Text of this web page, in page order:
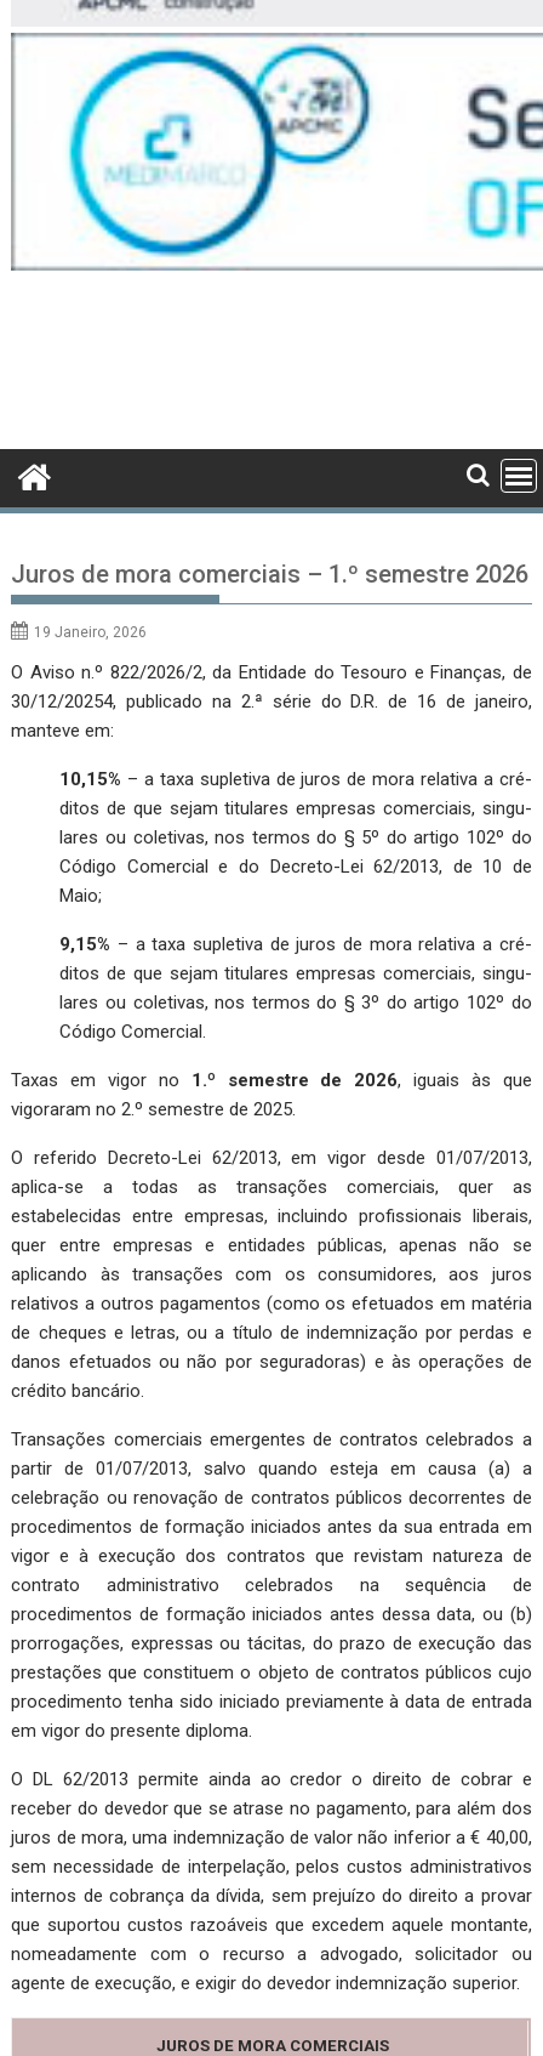
Juros de mora comerciais – 1.º semestre 2026
19 Janeiro, 2026
O Aviso n.º 822/2026/2, da Entidade do Tesouro e Finanças, de
30/12/20254, publicado na 2.ª série do D.R. de 16 de janeiro,
manteve em:
10,15% – a taxa supletiva de juros de mora relativa a cré­
ditos de que sejam titulares empresas comerciais, singu­
lares ou coletivas, nos termos do § 5º do artigo 102º do
Código Comercial e do Decreto-Lei 62/2013, de 10 de
Maio;
9,15% – a taxa supletiva de juros de mora relativa a cré­
ditos de que sejam titulares empresas comerciais, singu­
lares ou coletivas, nos termos do § 3º do artigo 102º do
Código Comercial.
Taxas em vigor no 1.º semestre de 2026, iguais às que
vigoraram no 2.º semestre de 2025.
O referido Decreto-Lei 62/2013, em vigor desde 01/07/2013,
aplica-se a todas as transações comerciais, quer as
estabelecidas entre empresas, incluindo profissio­nais liberais,
quer entre empresas e entidades públicas, apenas não se
aplicando às transações com os consumi­dores, aos juros
relativos a outros pagamentos (como os efetuados em matéria
de cheques e letras, ou a título de indemnização por perdas e
danos efetuados ou não por seguradoras) e às operações de
crédito bancário.
Transações comerciais emergentes de contratos celebrados a
partir de 01/07/2013, salvo quando esteja em causa (a) a
celebração ou renovação de contratos públicos decorrentes de
procedimentos de formação iniciados antes da sua en­trada em
vigor e à execução dos contratos que revistam na­tureza de
contrato administrativo celebrados na sequência de
procedimentos de formação iniciados antes dessa data, ou (b)
prorrogações, expressas ou tácitas, do prazo de execução das
prestações que constituem o objeto de contratos públicos cujo
procedimento tenha sido iniciado previamente à data de entrada
em vigor do presente diploma.
O DL 62/2013 permite ainda ao credor o direito de cobrar e
receber do devedor que se atrase no pagamento, para além dos
juros de mora, uma indemnização de valor não inferior a € 40,00,
sem necessidade de interpelação, pelos custos ad­ministrativos
internos de cobrança da dívida, sem prejuízo do direito a provar
que suportou custos razoáveis que excedem aquele montante,
nomeadamente com o recurso a advogado, solicitador ou
agente de execução, e exigir do devedor indem­nização superior.
JUROS DE MORA COMERCIAIS